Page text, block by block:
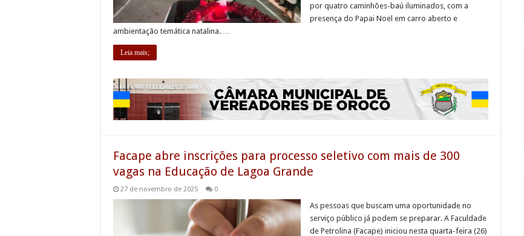
por quatro caminhões-baú iluminados, com a
presença do Papai Noel em carro aberto e
ambientação temática natalina. …
Leia mais;
Facape abre inscrições para processo seletivo com mais de 300
vagas na Educação de Lagoa Grande
27 de novembro de 2025 0
As pessoas que buscam uma oportunidade no
serviço público já podem se preparar. A Faculdade
de Petrolina (Facape) iniciou nesta quarta-feira (26)